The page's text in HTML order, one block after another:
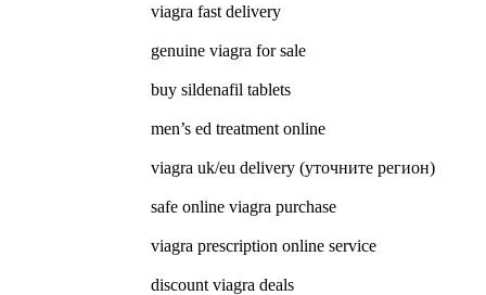
viagra fast delivery
genuine viagra for sale
buy sildenafil tablets
men’s ed treatment online
viagra uk/eu delivery (уточните регион)
safe online viagra purchase
viagra prescription online service
discount viagra deals